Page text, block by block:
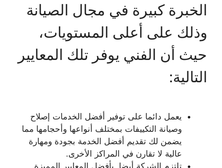
الخبرة كبيرة في مجال الصيانة
وذلك على أعلى المستويات،
حيث أن الفني يوفر تلك المعايير
التالية:
يعمل دائما على توفير أفضل الخدمات إصلاح
وصيانة التكييفات بمختلف أنواعها وأحجامها مما
يضمن لك تقديم أفضل الخدمة بجودة ومهارة
عالية لا تقارن في المراكز الأخرى.
تلتزم الشركة أيضا بأفضل المعايير المميزة